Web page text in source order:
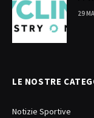
29
LE NOSTRE
Notizie Sportive